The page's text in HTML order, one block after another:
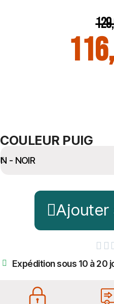
COULEUR PUIG
Ajouter
 
Expédition sous 10 à 20